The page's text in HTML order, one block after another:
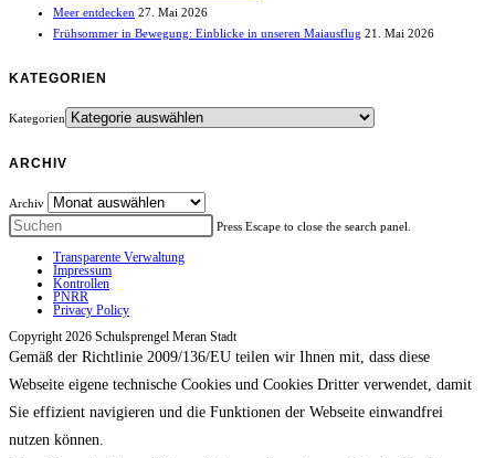
Meer entdecken 27. Mai 2026
Frühsommer in Bewegung: Einblicke in unseren Maiausflug 21. Mai 2026
KATEGORIEN
Kategorien
ARCHIV
Archiv
Press Escape to close the search panel.
Transparente Verwaltung
Impressum
Kontrollen
PNRR
Privacy Policy
Copyright 2026 Schulsprengel Meran Stadt
Gemäß der Richtlinie 2009/136/EU teilen wir Ihnen mit, dass diese
Webseite eigene technische Cookies und Cookies Dritter verwendet, damit
Sie effizient navigieren und die Funktionen der Webseite einwandfrei
nutzen können.